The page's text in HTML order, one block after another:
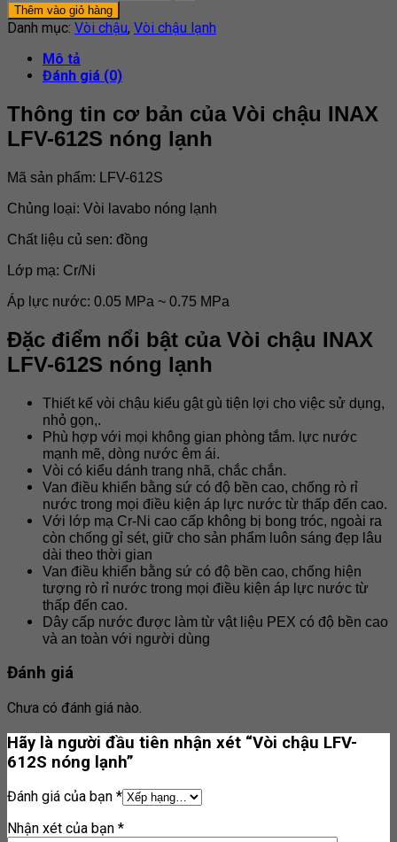
Thêm vào giỏ hàng
Danh mục: Vòi chậu, Vòi chậu lạnh
Mô tả
Đánh giá (0)
Thông tin cơ bản của Vòi chậu INAX
LFV-612S nóng lạnh
Mã sản phẩm: LFV-612S
Chủng loại: Vòi lavabo nóng lạnh
Chất liệu củ sen: đồng
Lớp mạ: Cr/Ni
Áp lực nước: 0.05 MPa ~ 0.75 MPa
Đặc điểm nổi bật của Vòi chậu INAX
LFV-612S nóng lạnh
Thiết kế vòi chậu kiểu gật gù tiện lợi cho việc sử dụng,
nhỏ gọn,.
Phù hợp với mọi không gian phòng tắm. lực nước
mạnh mẽ, dòng nước êm ái.
Vòi có kiểu dánh trang nhã, chắc chắn.
Van điều khiển bằng sứ có độ bền cao, chống rò rỉ
nước trong mọi điều kiện áp lực nước từ thấp đến cao.
Với lớp mạ Cr-Ni cao cấp không bị bong tróc, ngoài ra
còn chống gỉ sét, giữ cho sản phẩm luôn sáng đẹp lâu
dài theo thời gian
Van điều khiển bằng sứ có độ bền cao, chống hiện
tượng rò rỉ nước trong mọi điều kiện áp lực nước từ
thấp đến cao.
Dây cấp nước được làm từ vật liệu PEX có độ bền cao
và an toàn với người dùng
Đánh giá
Chưa có đánh giá nào.
Hãy là người đầu tiên nhận xét “Vòi chậu LFV-
612S nóng lạnh”
Đánh giá của bạn *
Nhận xét của bạn *